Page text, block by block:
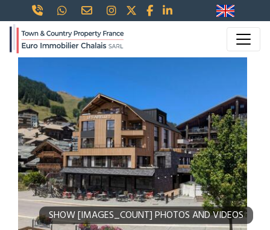
SHOW [IMAGES_COUNT] PHOTOS AND VIDEOS